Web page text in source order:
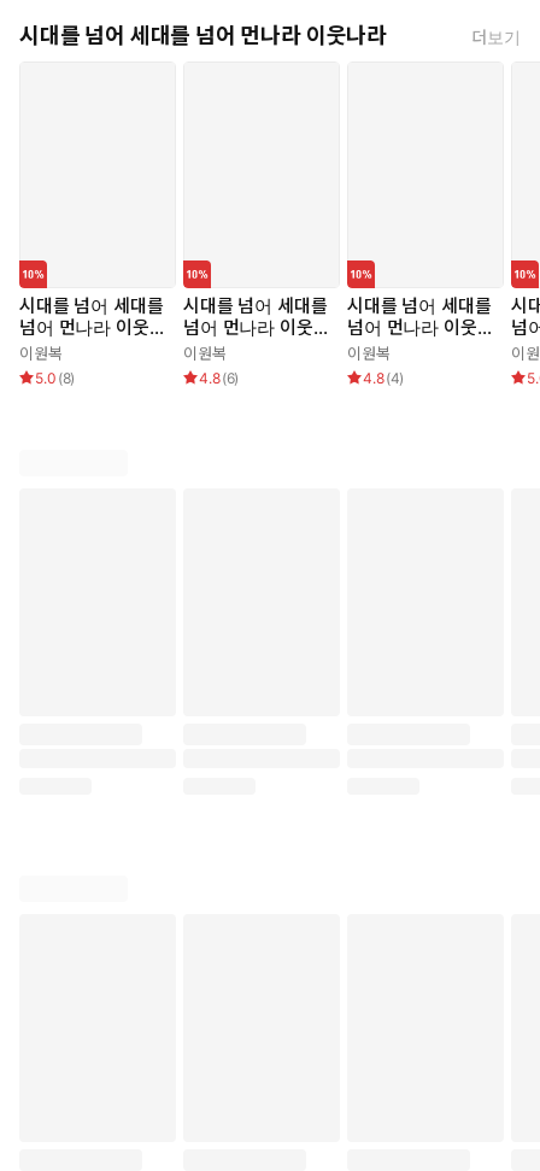
시대를 넘어 세대를 넘어 먼나라 이웃나라 더보기
시대를 넘어 세대를
넘어 먼나라 이웃나
라 1 네덜란드
이원복
5.0 (8)
시대를 넘어 세대를
넘어 먼나라 이웃나
라 2 프랑스
이원복
4.8(6)
시대를 넘어 세대를
넘어 먼나라 이웃나
라 3 도이칠란트
이원복
4.8(4)
시
넘
라
이